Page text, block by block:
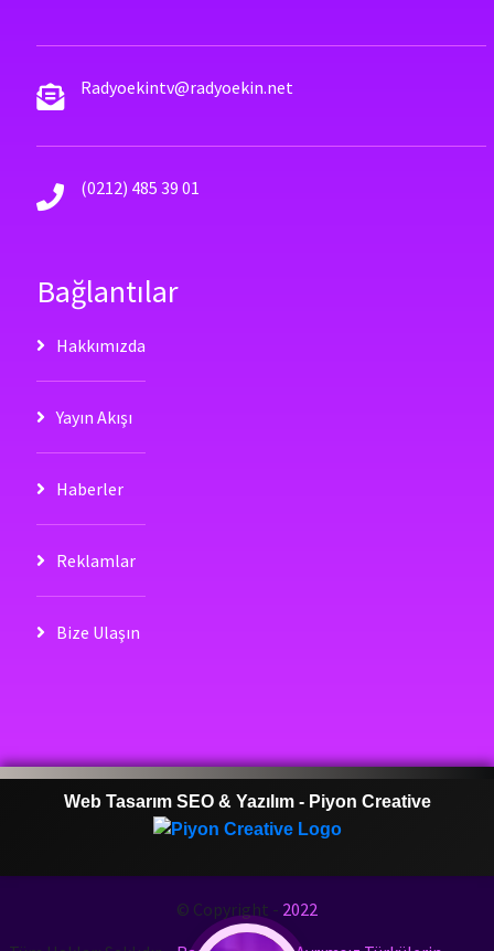
Radyoekintv@radyoekin.net
(0212) 485 39 01
Bağlantılar
Hakkımızda
Yayın Akışı
Haberler
Reklamlar
Bize Ulaşın
Web Tasarım SEO & Yazılım- Piyon Creative
© Copyright - 2022